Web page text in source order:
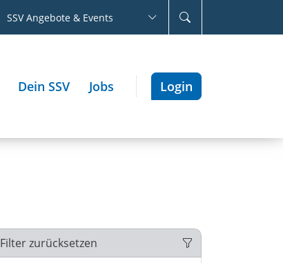
SSV Angebote & Events
Dein SSV Jobs Login
Filter zurücksetzen